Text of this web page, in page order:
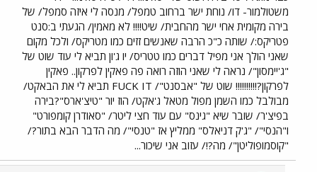
משטולמור- דו/ נוחת ישר ברחוב טמפל/ מנסה לי איזה סמפל/ של
בירה מקומית אחי ישר מהחבית/ שיט!!!! לא מאמין/ הגעתי ב:סנט
פטריקס:/ שותה כ"כ הרבה שאנשים זזים כמו מטריקס/ ולכל מקום
שאני הולך אני מפיל דברים כמו טטריס/ יו ג'ון תביא לי עוד שוט של
"ג'יימסון"/ נראה לי שאני הוזה רואה פה פאקין לפרקון.. פאקין
לפרקון?!!!!!!!!!! שוט של "אבסנט"/ FUCK IT תביא לי את הבאקט/
מבולבל כמו השמן מפול מטאל ג'אקט/ הוז יור "טיצ'ארס"?בירה
בפיצ'ר/ שובר שיא "גינס" עם עוד חצי ליטר/ "סאודרן קומפורט"
ו"הנסי"/ "ג'ק דניאלס" ממליץ אז "טנסי"/ מה הדבר הבא בתור?/
"קוסמופוליטן"/ מה?!/ עזוב אני שיכור...